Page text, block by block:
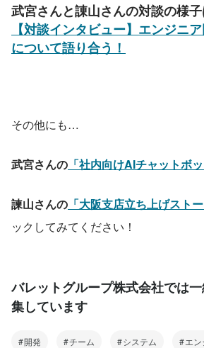
武宮さんと諌山さんの対談の様子
【対談インタビュー】エンジニ
について語り合う！
その他にも…
武宮さんの 「社内向けAIチャットボ
諫山さんの 「大阪支店立ち上げストー
ックしてみてください！
バレットグループ株式会社では
集しています
開発 チーム システム エ